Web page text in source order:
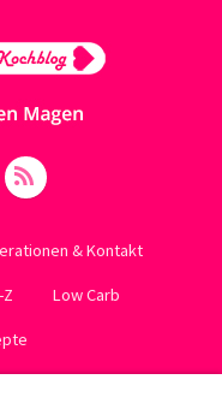
& Kontakt
Low Carb